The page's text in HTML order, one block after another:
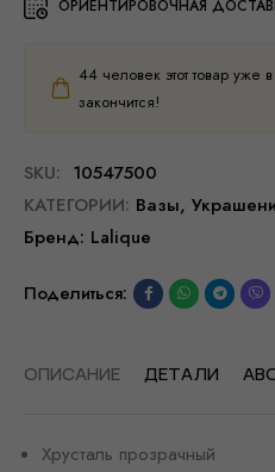
ОРИЕНТИРОВОЧНАЯ
44 человек этот товар
закончится!
SKU: 10547500
КАТЕГОРИИ: Вазы,
Бренд: Lalique
Поделиться:
ОПИСАНИЕ ДЕТАЛИ
Хрусталь прозрачный